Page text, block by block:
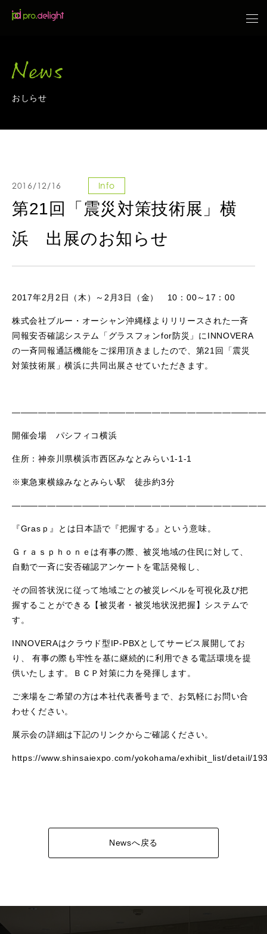
News
おしらせ
2016/12/16 Info
第21回「震災対策技術展」横
浜 出展のお知らせ
2017年2月2日（木）～2月3日（金） 10：00～17：00
株式会社ブルー・オーシャン沖縄様よりリリースされた一斉
同報安否確認システム「グラスフォンfor防災」にINNOVERA
の一斉同報通話機能をご採用頂きましたので、第21回「震災
対策技術展」横浜に共同出展させていただきます。
—————————————————————————————
開催会場 パシフィコ横浜
住所：神奈川県横浜市西区みなとみらい1-1-1
※東急東横線みなとみらい駅 徒歩約3分
—————————————————————————————
『Grasｐ』とは日本語で『把握する』という意味。
Ｇｒａｓｐｈｏｎｅは有事の際、被災地域の住民に対して、
自動で一斉に安否確認アンケートを電話発報し、
その回答状況に従って地域ごとの被災レベルを可視化及び把
握することができる【被災者・被災地状況把握】システムで
す。
INNOVERAはクラウド型IP-PBXとしてサービス展開してお
り、 有事の際も牢性を基に継続的に利用できる電話環境を提
供いたします。ＢＣＰ対策に力を発揮します。
ご来場をご希望の方は本社代表番号まで、お気軽にお問い合
わせください。
展示会の詳細は下記のリンクからご確認ください。
https://www.shinsaiexpo.com/yokohama/exhibit_list/detail/
Newsへ戻る